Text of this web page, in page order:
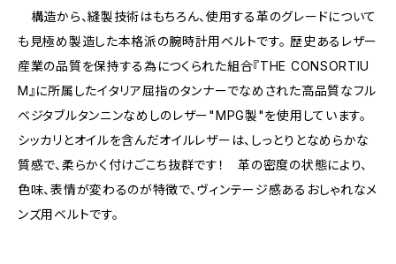
構造から、縫製技術はもちろん、使用する革のグレードについて
も見極め製造した本格派の腕時計用ベルトです。 歴史あるレザー
産業の品質を保持する為につくられた組合『THE CONSORTIU
M』に所属したイタリア屈指のタンナーでなめされた高品質なフル
ベジタブルタンニンなめしのレザー"MPG製"を使用しています。
シッカリとオイルを含んだオイルレザーは、しっとりとなめらかな
質感で、柔らかく付けごこち抜群です！ 革の密度の状態により、
色味、表情が変わるのが特徴で、ヴィンテージ感あるおしゃれなメ
ンズ用ベルトです。